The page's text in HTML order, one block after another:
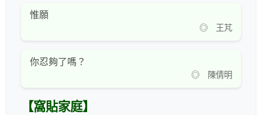
惟願
◎ 王芃
你忍夠了嗎？
◎ 陳倩明
【窩貼家庭】